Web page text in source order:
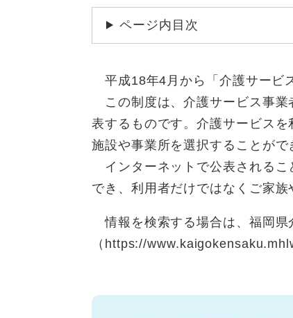
ページ内目次
平成18年4月から「介護サービ
この制度は、介護サービス事業
表するものです。介護サービス
施設や事業所を選択することがで
インターネットで公表されるこ
でき、利用者だけではなくご家
情報を検索する場合は、福岡県
（https://